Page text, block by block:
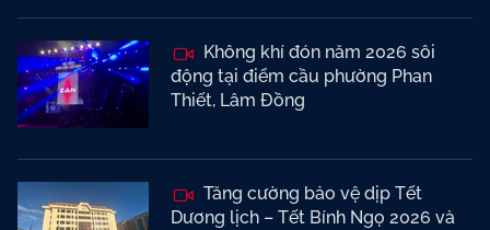
Không khí đón năm 2026 sôi
động tại điểm cầu phường Phan
Thiết, Lâm Đồng
Tăng cường bảo vệ dịp Tết
Dương lịch – Tết Bính Ngọ 2026 và